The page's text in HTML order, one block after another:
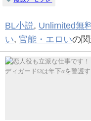
BL小説, Unlimited無
い, 官能・エロいの